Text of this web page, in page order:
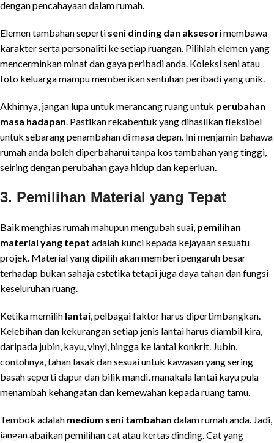
dengan pencahayaan dalam rumah.
Elemen tambahan seperti seni dinding dan aksesorimembawa
karakter serta personaliti ke setiap ruangan. Pilihlah elemen yang
mencerminkan minat dan gaya peribadi anda. Koleksi seni atau
foto keluarga mampu memberikan sentuhan peribadi yang unik.
Akhirnya, jangan lupa untuk merancang ruang untuk perubahan
masa hadapan . Pastikan rekabentuk yang dihasilkan fleksibel
untuk sebarang penambahan di masa depan. Ini menjamin bahawa
rumah anda boleh diperbaharui tanpa kos tambahan yang tinggi,
seiring dengan perubahan gaya hidup dan keperluan.
3. Pemilihan Material yang Tepat
Baik menghias rumah mahupun mengubah suai, pemilihan
material yang tepat adalah kunci kepada kejayaan sesuatu
projek. Material yang dipilih akan memberi pengaruh besar
terhadap bukan sahaja estetika tetapi juga daya tahan dan fungsi
keseluruhan ruang.
Ketika memilih lantai , pelbagai faktor harus dipertimbangkan.
Kelebihan dan kekurangan setiap jenis lantai harus diambil kira,
daripada jubin, kayu, vinyl, hingga ke lantai konkrit. Jubin,
contohnya, tahan lasak dan sesuai untuk kawasan yang sering
basah seperti dapur dan bilik mandi, manakala lantai kayu pula
menambah kehangatan dan kemewahan kepada ruang tamu.
Tembok adalah medium seni tambahan dalam rumah anda. Jadi,
jangan abaikan pemilihan cat atau kertas dinding. Cat yang